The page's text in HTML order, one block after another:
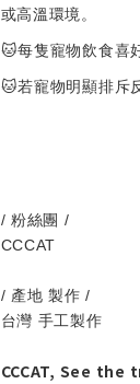
或高溫環境。
🐱每隻寵物飲食喜
🐱若寵物明顯排斥
/ 粉絲團 /
CCCAT
/ 產地 製作 /
台灣 手工製作
CCCAT, See the